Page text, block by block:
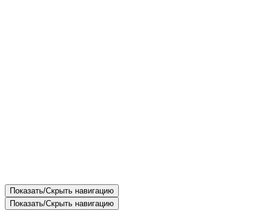
Показать/Скрыть навигацию
Показать/Скрыть навигацию